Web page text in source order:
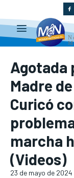
Agotada
Madre
Curicó
marcha
(Videos)
23 de mayo de 2024